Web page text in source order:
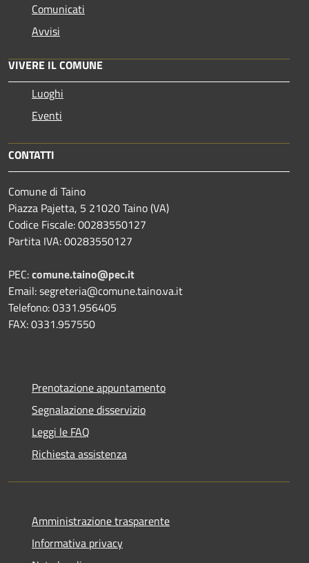
Comunicati
Avvisi
VIVERE IL COMUNE
Luoghi
Eventi
CONTATTI
Comune di Taino
Piazza Pajetta, 5 21020 Taino (VA)
Codice Fiscale: 00283550127
Partita IVA: 00283550127
PEC:comune.taino@pec.it
Email: segreteria@comune.taino.va.it
Telefono: 0331.956405
FAX: 0331.957550
Prenotazione appuntamento
Segnalazione disservizio
Leggi le FAQ
Richiesta assistenza
Amministrazione trasparente
Informativa privacy